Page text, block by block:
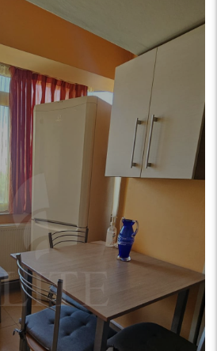
camera în zona
(NORA)